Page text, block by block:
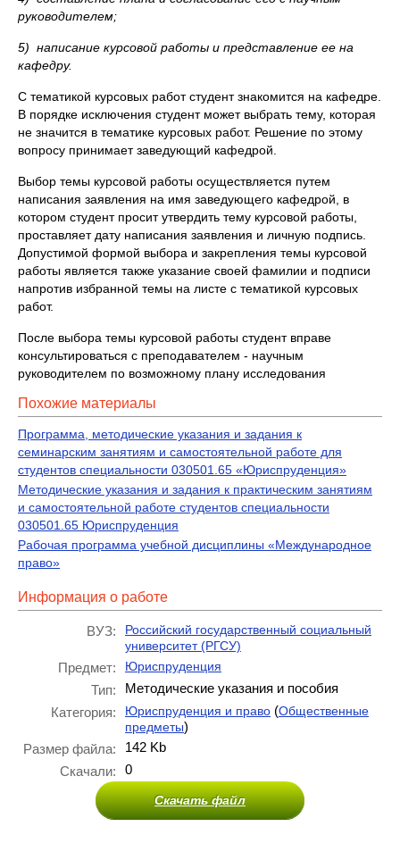
руководителем;
5) написание курсовой работы и представление ее на
кафедру.
С тематикой курсовых работ студент знакомится на кафедре.
В порядке исключения студент может выбрать тему, которая
не значится в тематике курсовых работ. Решение по этому
вопросу принимает заведующий кафедрой.
Выбор темы курсовой работы осуществляется путем
написания заявления на имя заведующего кафедрой, в
котором студент просит утвердить тему курсовой работы,
проставляет дату написания заявления и личную подпись.
Допустимой формой выбора и закрепления темы курсовой
работы является также указание своей фамилии и подписи
напротив избранной темы на листе с тематикой курсовых
работ.
После выбора темы курсовой работы студент вправе
консультироваться с преподавателем - научным
руководителем по возможному плану исследования
Похожие материалы
Программа, методические указания и задания к
семинарским занятиям и самостоятельной работе для
студентов специальности 030501.65 «Юриспруденция»
Методические указания и задания к практическим занятиям
и самостоятельной работе студентов специальности
030501.65 Юриспруденция
Рабочая программа учебной дисциплины «Международное
право»
Информация о работе
ВУЗ:
Российский государственный социальный
университет (РГСУ)
Предмет: Юриспруденция
Тип:
Методические указания и пособия
Категория:
Юриспруденция и право (Общественные
предметы)
Размер файла:
142 Kb
Скачали:
0
Скачать файл